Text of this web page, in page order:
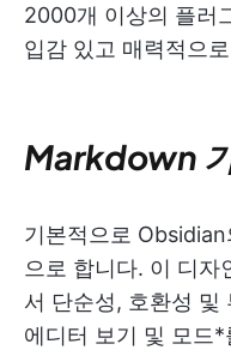
2000개 이상의 플러
입감 있고 매력적으
Markdown
기본적으로
으로 합니다. 이 디자
서 단순성, 호환성 및
에디터 보기 및 모드